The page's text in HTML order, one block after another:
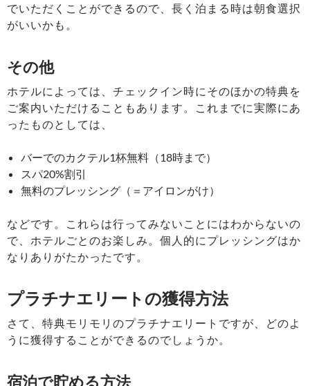
でいただくことができるので、長く泊まる時は朝食選択
がいいかも。
その他
ホテルによっては、チェックイン時にそのほかの特典を
ご案内いただけることもあります。これまでに実際にあ
ったものとしては、
バーでのカクテル1杯無料（18時まで）
スパ20%割引
無料のプレッシング（＝アイロンがけ）
などです。これらは行ってみないことにはわからないの
で、ホテルごとのお楽しみ。個人的にプレッシングはか
なりありがたかったです。
プラチナエリートの獲得方法
さて、特典モリモリのプラチナエリートですが、どのよ
うに獲得することができるのでしょうか。
宿泊で貯める方法